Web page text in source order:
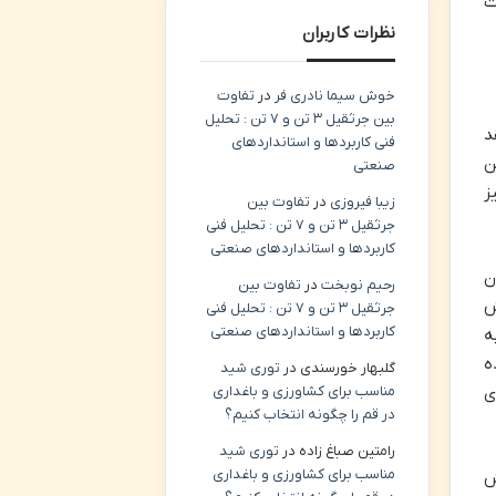
نظرات کاربران
خوش سیما نادری فر در تفاوت
بین جرثقیل ۳ تن و ۷ تن : تحلیل
فنی کاربردها و استانداردهای
صنعتی
زیبا فیروزی در تفاوت بین
جرثقیل ۳ تن و ۷ تن : تحلیل فنی
کاربردها و استانداردهای صنعتی
رحیم نوبختدر تفاوت بین
جرثقیل ۳ تن و ۷ تن : تحلیل فنی
کاربردها و استانداردهای صنعتی
گلبهار خورسندی در توری شید
مناسب برای کشاورزی و باغداری
در قم را چگونه انتخاب کنیم؟
رامتین صباغ زاده در توری شید
مناسب برای کشاورزی و باغداری